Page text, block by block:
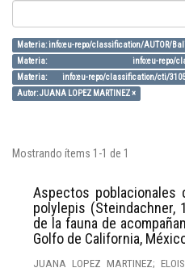
Materia: info:eu-repo/classification/AUTOR/
Materia: info:eu-repo/
Materia: info:eu-repo/classification/cti/
Autor: JUANA LOPEZ MARTINEZ ×
Mostrando ítems 1-1 de 1
Aspectos
polylepis (Steindachner,
de la fauna de
Golfo de California,
JUANA LOPEZ MARTINEZ;